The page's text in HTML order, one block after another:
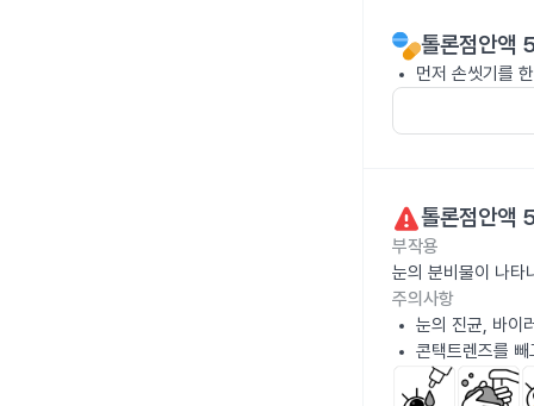
톨론점안액
먼저 손씻기를
톨론점안액
부작용
눈의 분비물이 나타
주의사항
눈의 진균, 바이
콘택트렌즈를